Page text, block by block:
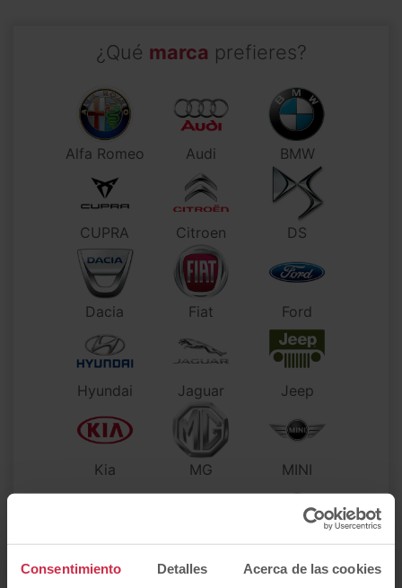
Consentimiento Detalles Acerca de las cookies
¿Qué marca prefieres?
Alfa Romeo Audi BMW
CUPRA Citroen DS
Dacia Fiat Ford
Hyundai Jaguar Jeep
Kia MG MINI
Maserati Mazda
Mercedes-
Benz